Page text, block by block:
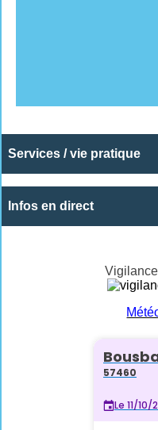
Services / vie pratique
Infos en direct